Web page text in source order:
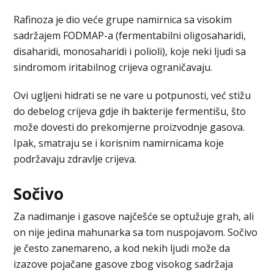
Rafinoza je dio veće grupe namirnica sa visokim
sadržajem FODMAP-a (fermentabilni oligosaharidi,
disaharidi, monosaharidi i polioli), koje neki ljudi sa
sindromom iritabilnog crijeva ograničavaju.
Ovi ugljeni hidrati se ne vare u potpunosti, već stižu
do debelog crijeva gdje ih bakterije fermentišu, što
može dovesti do prekomjerne proizvodnje gasova.
Ipak, smatraju se i korisnim namirnicama koje
podržavaju zdravlje crijeva.
Sočivo
Za nadimanje i gasove najčešće se optužuje grah, ali
on nije jedina mahunarka sa tom nuspojavom. Sočivo
je često zanemareno, a kod nekih ljudi može da
izazove pojačane gasove zbog visokog sadržaja